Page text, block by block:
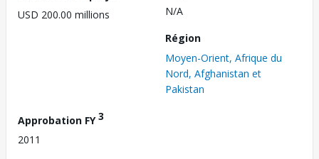
USD 200.00 millions
N/A
Région
Moyen-Orient, Afrique du
Nord, Afghanistan et
Pakistan
Approbation FY3
2011